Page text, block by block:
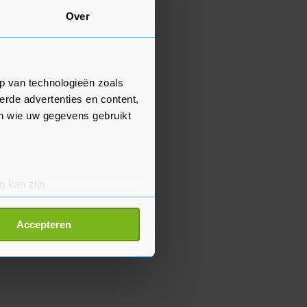
Over
van technologieën zoals
advertenties en content,
wie uw gegevens gebruikt
kan zijn
detailgedeelte
Accepteren